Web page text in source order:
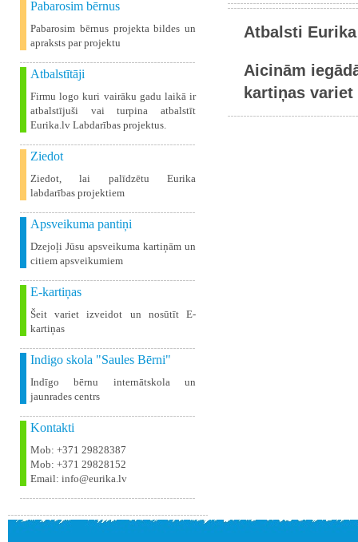
Pabarosim bērnus
Pabarosim bērnus projekta bildes un
apraksts par projektu
Atbalstītāji
Firmu logo kuri vairāku gadu laikā ir
atbalstījuši vai turpina atbalstīt
Eurika.lv Labdarības projektus.
Ziedot
Ziedot, lai palīdzētu Eurika
labdarības projektiem
Apsveikuma pantiņi
Dzejoļi Jūsu apsveikuma kartiņām un
citiem apsveikumiem
E-kartiņas
Šeit variet izveidot un nosūtīt E-
kartiņas
Indigo skola "Saules Bērni"
Indīgo bērnu internātskola un
jaunrades centrs
Kontakti
Mob: +371 29828387
Mob: +371 29828152
Email: info@eurika.lv
Atbalsti
Aicinām
kartiņas variet